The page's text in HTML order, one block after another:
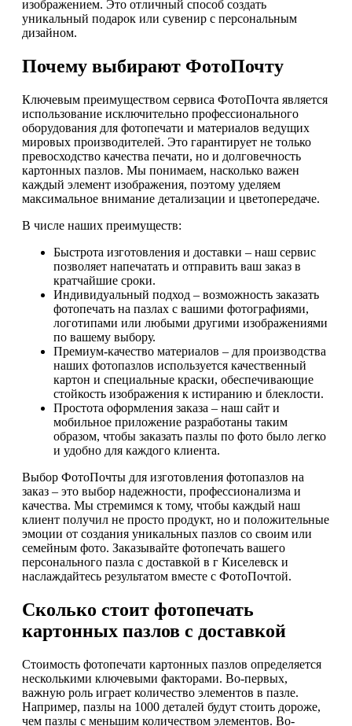
изображением. Это отличный способ создать
уникальный подарок или сувенир с персональным
дизайном.
Почему выбирают ФотоПочту
Ключевым преимуществом сервиса ФотоПочта является
использование исключительно профессионального
оборудования для фотопечати и материалов ведущих
мировых производителей. Это гарантирует не только
превосходство качества печати, но и долговечность
картонных пазлов. Мы понимаем, насколько важен
каждый элемент изображения, поэтому уделяем
максимальное внимание детализации и цветопередаче.
В числе наших преимуществ:
Быстрота изготовления и доставки – наш сервис
позволяет напечатать и отправить ваш заказ в
кратчайшие сроки.
Индивидуальный подход – возможность заказать
фотопечать на пазлах с вашими фотографиями,
логотипами или любыми другими изображениями
по вашему выбору.
Премиум-качество материалов – для производства
наших фотопазлов используется качественный
картон и специальные краски, обеспечивающие
стойкость изображения к истиранию и блеклости.
Простота оформления заказа – наш сайт и
мобильное приложение разработаны таким
образом, чтобы заказать пазлы по фото было легко
и удобно для каждого клиента.
Выбор ФотоПочты для изготовления фотопазлов на
заказ – это выбор надежности, профессионализма и
качества. Мы стремимся к тому, чтобы каждый наш
клиент получил не просто продукт, но и положительные
эмоции от создания уникальных пазлов со своим или
семейным фото. Заказывайте фотопечать вашего
персонального пазла с доставкой в г Киселевск и
наслаждайтесь результатом вместе с ФотоПочтой.
Сколько стоит фотопечать
картонных пазлов с доставкой
Стоимость фотопечати картонных пазлов определяется
несколькими ключевыми факторами. Во-первых,
важную роль играет количество элементов в пазле.
Например, пазлы на 1000 деталей будут стоить дороже,
чем пазлы с меньшим количеством элементов. Во-